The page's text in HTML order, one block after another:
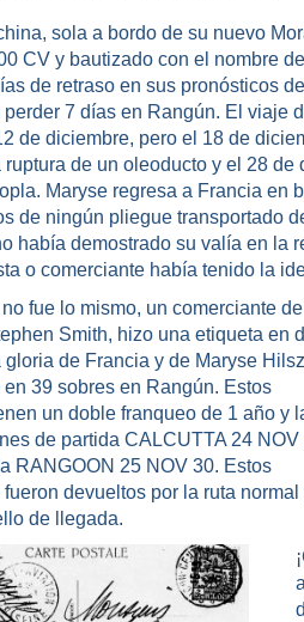
sola a bordo de su nuevo
CV y bautizado con el nombre
de retraso en sus pronósticos
7 días en Rangún. El viaje
de diciembre, pero el 18 de
ruptura de un oleoducto y el 28
Maryse regresa a Francia en
de ningún pliegue transportado
había demostrado su valía en la
o comerciante había tenido la
fue lo mismo, un comerciante de
Smith, hizo una etiqueta en
gloria de Francia y de Maryse
39 sobres en Rangún. Estos
un doble franqueo de 1 año y
de partida CALCUTTA 24 NOV
RANGOON 25 NOV 30. Estos
devueltos por la ruta normal
de llegada.